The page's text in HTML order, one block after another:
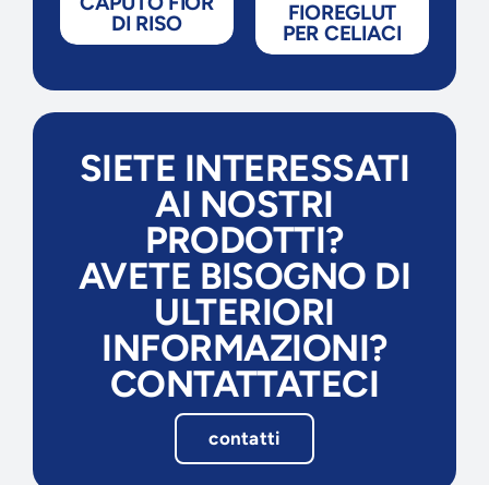
DI RISO
FIOREGLUT
PER CELIACI
SIETE INTERESSATI
AI NOSTRI
PRODOTTI?
AVETE BISOGNO DI
ULTERIORI
INFORMAZIONI?
CONTATTATECI
contatti